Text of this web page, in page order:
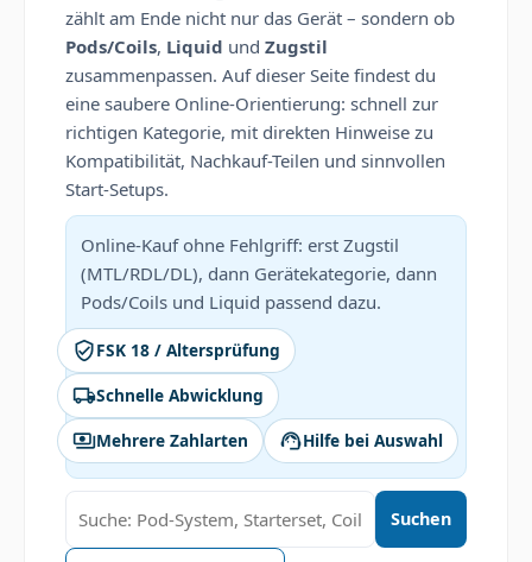
zählt am Ende nicht nur das Gerät – sondern ob
Pods/Coils, Liquid und Zugstil
zusammenpassen. Auf dieser Seite findest du
eine saubere Online-Orientierung: schnell zur
richtigen Kategorie, mit direkten Hinweise zu
Kompatibilität, Nachkauf-Teilen und sinnvollen
Start-Setups.
Online-Kauf ohne Fehlgriff: erst Zugstil
(MTL/RDL/DL), dann Gerätekategorie, dann
Pods/Coils und Liquid passend dazu.
verified_userFSK 18 / Altersprüfung
local_shippingSchnelle Abwicklung
paymentsMehrere Zahlarten support_agentHilfe bei Auswahl
Suchen